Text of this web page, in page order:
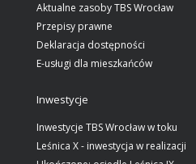
Aktualne zasoby TBS Wrocław
Przepisy prawne
Deklaracja dostępności
E-usługi dla mieszkańców
Inwestycje
Inwestycje TBS Wrocław w toku
Leśnica X - inwestycja w realizacji